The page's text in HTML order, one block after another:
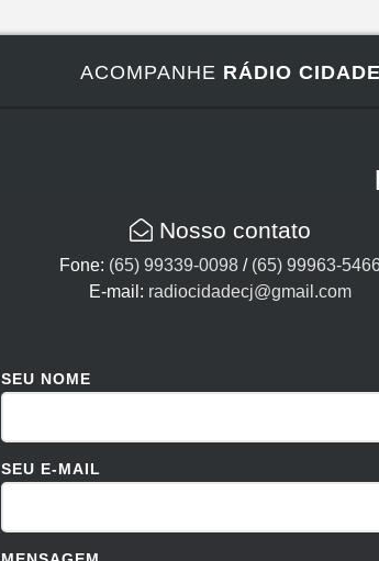
ACOMPANHE RÁDIO
Nosso contato
Fone: (65) 99339-0098/ (65) 99963-
E-mail: radiocidadecj@gmail.com
SEU NOME
SEU E-MAIL